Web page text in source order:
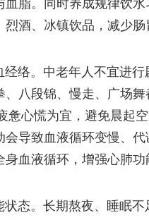
脂。同时养成规律饮
酒、冰镇饮品，减少肠
络。中老年人不宜进
八段锦、慢走、广场
心慌为宜，避免晨起
导致血液循环变慢、
血液循环，增强心肺功
态。长期熬夜、睡眠